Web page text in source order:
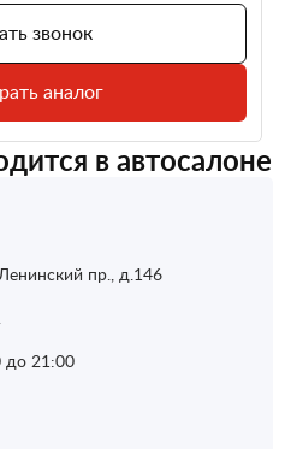
звонок
аналог
в автосалоне
пр., д.146
до 21:00